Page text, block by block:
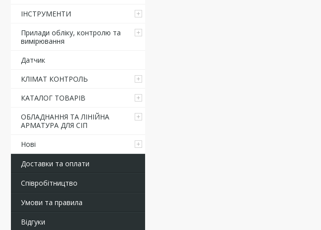
ІНСТРУМЕНТИ
Прилади обліку, контролю та
вимірювання
Датчик
КЛІМАТ КОНТРОЛЬ
КАТАЛОГ ТОВАРІВ
ОБЛАДНАННЯ ТА ЛІНІЙНА
АРМАТУРА ДЛЯ СІП
Нові
Доставки та оплати
Співробітництво
Умови та правила
Відгуки